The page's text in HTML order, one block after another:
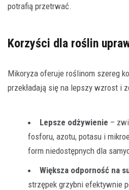
potrafią przetrwać.
Korzyści dla roślin
Mikoryza oferuje roślinom szereg
przekładają się na lepszy wzrost i
Lepsze odżywienie –
fosforu, azotu, potasu i
form niedostępnych dla
Większa odporność na
strzępek grzybni efektywnie